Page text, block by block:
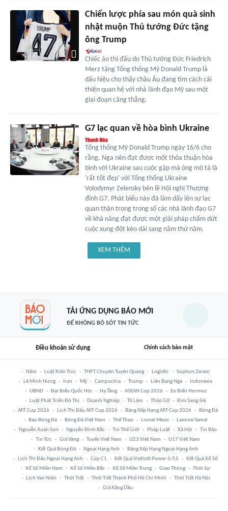
Chiến lược phía sau món quà sinh
nhật muộn Thủ tướng Đức tặng
ông Trump
Chiếc áo thi đấu do Thủ tướng Đức Friedrich
Merz tặng Tổng thống Mỹ Donald Trump là
dấu hiệu cho thấy châu Âu đang tìm cách cải
thiện quan hệ với nhà lãnh đạo Mỹ sau một
giai đoạn căng thẳng.
G7 lạc quan về hòa bình Ukraine
Tổng thống Mỹ Donald Trump ngày 16/6 cho
rằng, Nga nên đạt được một thỏa thuận hòa
bình với Ukraine sau cuộc gặp mà ông mô tả là
'rất tốt đẹp' với Tổng thống Ukraine
Volodymyr Zelensky bên lề Hội nghị Thượng
đỉnh G7. Phát biểu này đã làm dấy lên sự lạc
quan thận trọng trong số các nhà lãnh đạo G7
về khả năng đạt được một giải pháp chấm dứt
cuộc xung đột kéo dài sang năm thứ năm.
XEM THÊM
TẢI ỨNG DỤNG BÁO MỚI
ĐỂ KHÔNG BỎ SÓT TIN TỨC
Điều khoản sử dụng Chính sách bảo mật
Năm Luật Kiến Trúc THPT Chuyên Tuyên Quang Logistic
Sophon Zaram
Lê Minh Hưng
Iran Mỹ Campuchia Trump Liên Bang Nga
Indonesia
UBND
Đại Biểu Quốc Hội Hạ Tầng ASEAN Cup 2026
Eo Biển Hormuz
Luật Phát Triển Đô Thị
Doanh Nghiệp Tô Lâm Tháo Gỡ
Kim Sang-Sik
AFF Cup 2026
Lịch Thi Đấu AFF Cup 2026 Bảng Xếp Hạng AFF Cup 2026
Bóng Đá
Báo Bóng Đá
Bóng Đá Việt Nam Thể Thao Lionel Messi
Lamine Yamal
Nguyễn Xuân Son
Nguyễn Đình Bắc Tin Thế Giới Pháp Luật Xã Hội
Tin Bão
Tin Tức
Giá Vàng Tuyển Việt Nam U23 Việt Nam
U17 Việt Nam
Kết Quả Bóng Đá
Ngoại Hạng Anh
Bảng Xếp Hạng Ngoại Hạng Anh
Lịch Thi Đấu Ngoại Hạng Anh
Cúp C1 Kết Quả Vietlott Power 6/55
Kết Quả Xổ Số
Xổ Số Miền Nam
Xổ Số Miền Bắc Xổ Số Miền Trung Giao Thông
Thời Sự
Lịch Vạn Niên
Thời Tiết Thời Tiết Thành Phố Hồ Chí Minh
Thời Tiết Hà Nội
Giá Xăng Dầu